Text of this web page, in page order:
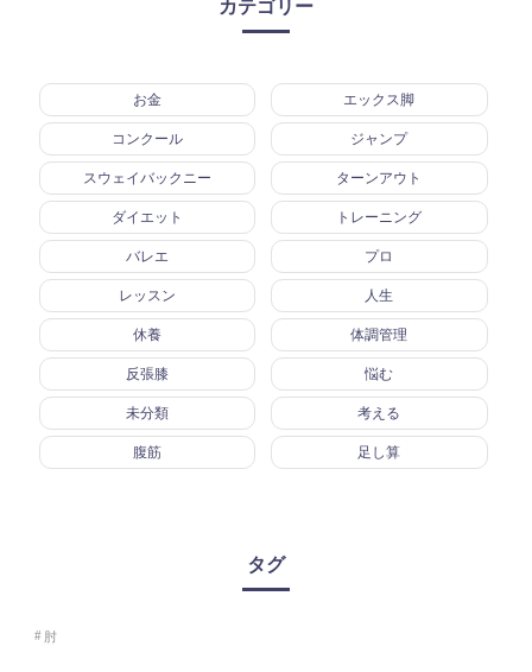
カテゴリー
お金 エックス脚
コンクール ジャンプ
スウェイバックニー ターンアウト
ダイエット トレーニング
バレエ プロ
レッスン 人生
休養 体調管理
反張膝 悩む
未分類 考える
腹筋 足し算
タグ
肘